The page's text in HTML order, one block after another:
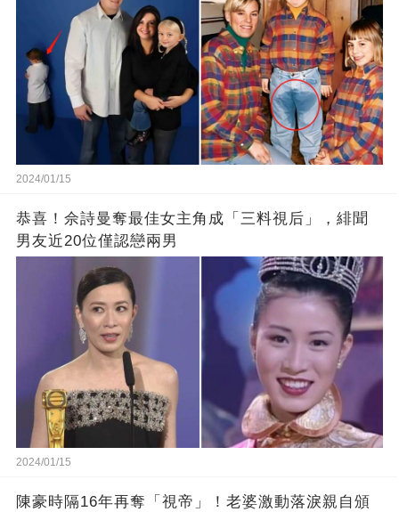
2024/01/15
恭喜！佘詩曼奪最佳女主角成「三料視后」，緋聞
男友近20位僅認戀兩男
2024/01/15
陳豪時隔16年再奪「視帝」！老婆激動落淚親自頒